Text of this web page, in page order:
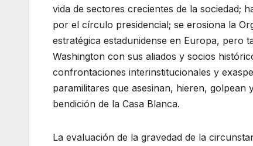
vida de sectores crecientes de la sociedad;
por el círculo presidencial; se erosiona la
estratégica estadunidense en Europa, pero
Washington con sus aliados y socios
confrontaciones interinstitucionales y
paramilitares que asesinan, hieren,
bendición de la Casa Blanca.
La evaluación de la gravedad de la